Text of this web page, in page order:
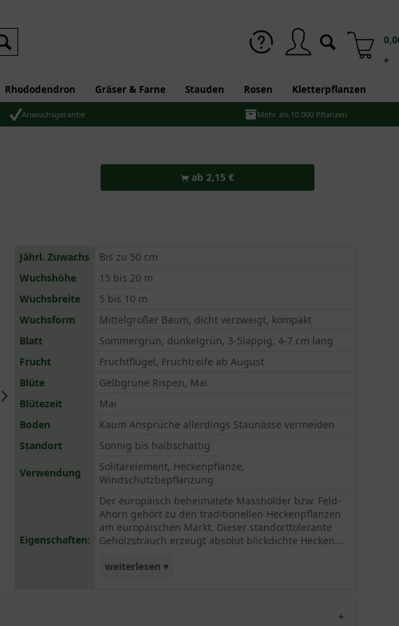
*
Rhododendron Gräser & Farne Stauden Rosen Kletterpflanzen
Anwuchsgarantie Mehr als 10.000 Pflanzen
ab 2,15 €
Jährl. Zuwachs
Bis zu 50 cm
Wuchshöhe
15 bis 20 m
Wuchsbreite
5 bis 10 m
Wuchsform
Mittelgroßer Baum, dicht verzweigt, kompakt
Blatt
Sommergrün, dunkelgrün, 3-5lappig, 4-7 cm lang
Frucht
Fruchtflügel, Fruchtreife ab August
Blüte
Gelbgrüne Rispen, Mai
Blütezeit
Mai
Boden
Kaum Ansprüche allerdings Staunässe vermeiden
Standort
Sonnig bis halbschattig
Verwendung
Solitärelement, Heckenpflanze,
Windschutzbepflanzung
Eigenschaften:
Der europäisch beheimatete Massholder bzw. Feld-
Ahorn gehört zu den traditionellen Heckenpflanzen
am europäischen Markt. Dieser standorttolerante
Gehölzstrauch erzeugt absolut blickdichte Hecken...
weiterlesen ▾